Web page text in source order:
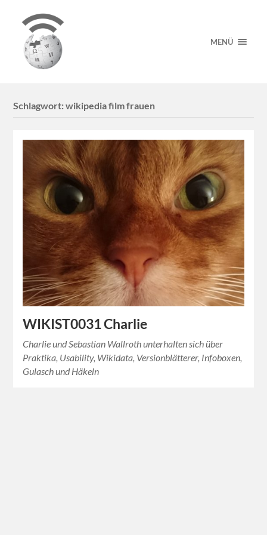
MENÜ
Schlagwort:wikipedia film frauen
WIKIST0031 Charlie
Charlie und Sebastian Wallroth unterhalten sich über
Praktika, Usability, Wikidata, Versionblätterer, Infoboxen,
Gulasch und Häkeln